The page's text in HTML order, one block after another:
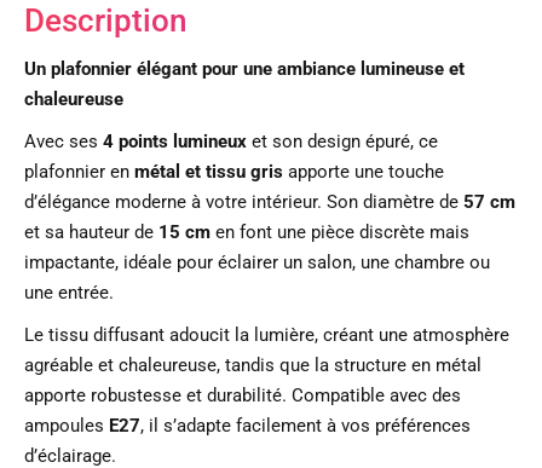
Description
Un plafonnier élégant pour une ambiance lumineuse et
chaleureuse
Avec ses 4 points lumineux et son design épuré, ce
plafonnier en métal et tissu gris apporte une touche
d’élégance moderne à votre intérieur. Son diamètre de 57 cm
et sa hauteur de 15 cm en font une pièce discrète mais
impactante, idéale pour éclairer un salon, une chambre ou
une entrée.
Le tissu diffusant adoucit la lumière, créant une atmosphère
agréable et chaleureuse, tandis que la structure en métal
apporte robustesse et durabilité. Compatible avec des
ampoules E27, il s’adapte facilement à vos préférences
d’éclairage.